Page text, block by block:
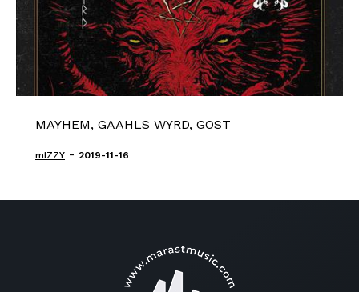
MAYHEM, GAAHLS WYRD, GOST
mIZZY - 2019-11-16